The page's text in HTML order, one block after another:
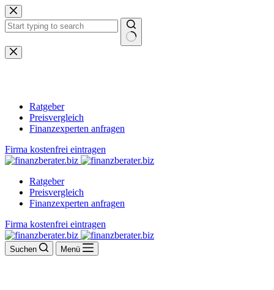
Zum
Inhalt
springen
Keine
Ergebnisse
Ratgeber
Preisvergleich
Finanzexperten anfragen
Firma kostenfrei eintragen
Ratgeber
Preisvergleich
Finanzexperten anfragen
Firma kostenfrei eintragen
Suchen Menü